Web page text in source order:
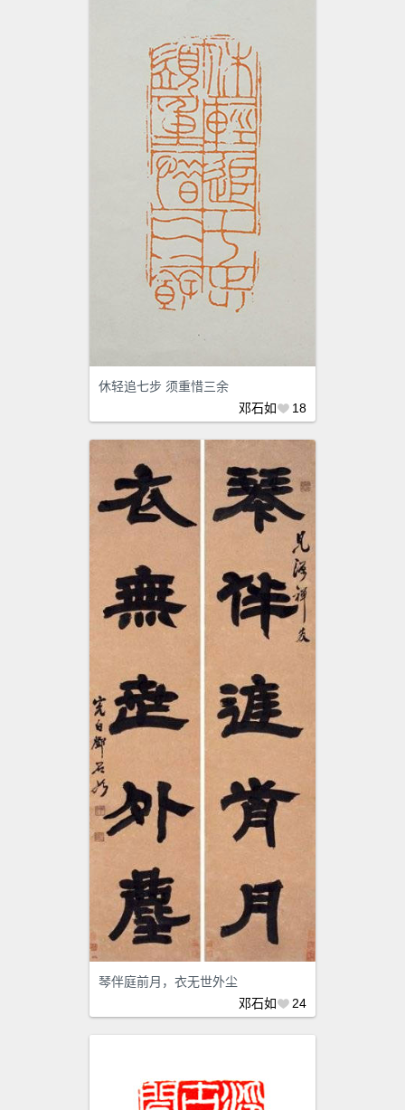
休轻追七步 须重惜三余
邓石如
18
琴伴庭前月，衣无世外尘
邓石如
24